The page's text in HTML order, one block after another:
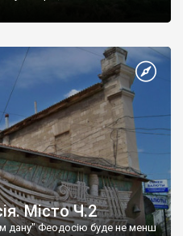
Місто Ч.2
дану" Феодосію буде не менш